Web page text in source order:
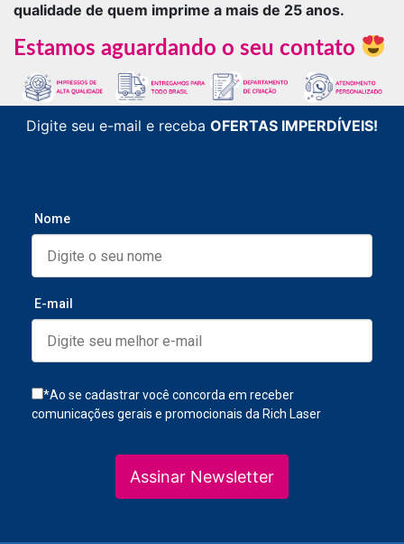
qualidade de quem imprime a mais de 25 anos.
Estamos aguardando o seu contato
Digite seu e-mail e receba OFERTAS IMPERDÍVEIS!
Nome
E-mail
*Ao se cadastrar você concorda em receber
comunicações gerais e promocionais da Rich Laser
Assinar Newsletter